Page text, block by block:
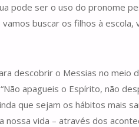
ser o uso do pronome
buscar os filhos à
descobrir o Messias no
apagueis o Espírito, não
que sejam os hábitos mais
nossa vida – através dos